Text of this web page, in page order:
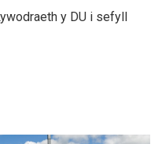
y DU i sefyll